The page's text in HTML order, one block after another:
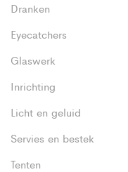
Dranken
Eyecatchers
Glaswerk
Inrichting
Licht en geluid
Servies en bestek
Tenten